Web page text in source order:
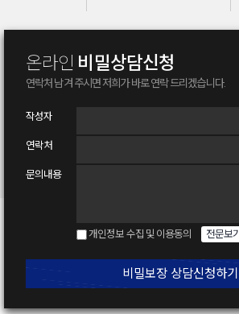
온라인 비밀상담신청
연락처 남겨 주시면저희가 바로 연락 드리겠습니다.
작성자
연락처
문의내용
개인정보 수집 및 이용동의 전문보기
비밀보장 상담신청하기